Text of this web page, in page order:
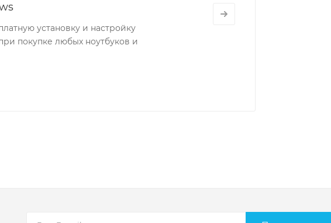
установку и настройку
покупке любых ноутбуков и